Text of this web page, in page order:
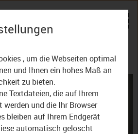
DER BEZIRK - DAS MAGAZIN
, um die Webseiten optimal
und Ihnen ein hohes Maß an
zu bieten.
Textdateien, die auf Ihrem
werden und die Ihr Browser
bleiben auf Ihrem Endgerät
automatisch gelöscht